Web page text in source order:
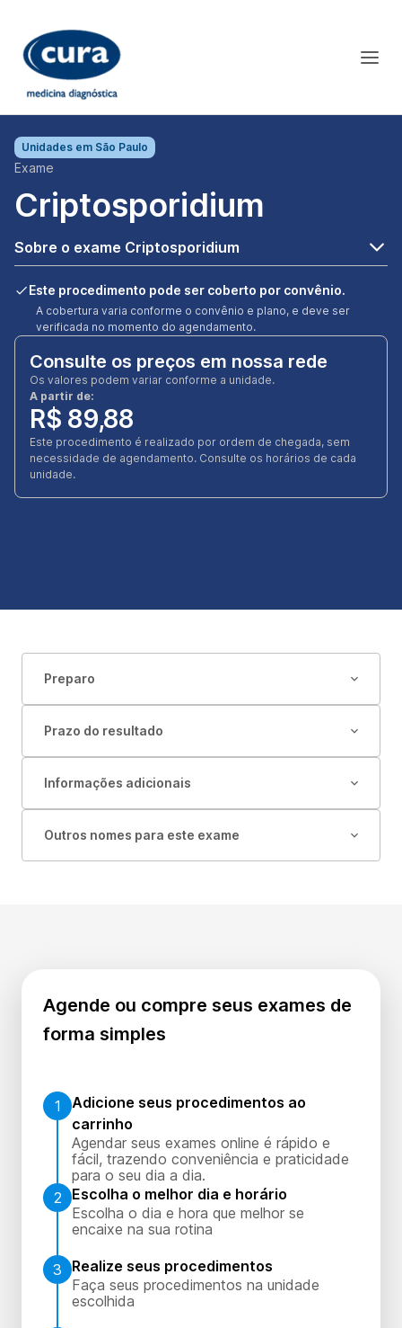
Unidades em São Paulo
Exame
Criptosporidium
Sobre o exame Criptosporidium
Este procedimento pode ser coberto por convênio.
A cobertura varia conforme o convênio e plano, e deve ser
verificada no momento do agendamento.
Consulte os preços em nossa rede
Os valores podem variar conforme a unidade.
A partir de:
R$ 89,88
Este procedimento é realizado por ordem de chegada, sem
necessidade de agendamento. Consulte os horários de cada
unidade.
Preparo
Prazo do resultado
Informações adicionais
Outros nomes para este exame
Agende ou compre seus exames de
forma simples
1
Adicione seus procedimentos ao
carrinho
Agendar seus exames online é rápido e
fácil, trazendo conveniência e praticidade
para o seu dia a dia.
2
Escolha o melhor dia e horário
Escolha o dia e hora que melhor se
encaixe na sua rotina
3
Realize seus procedimentos
Faça seus procedimentos na unidade
escolhida